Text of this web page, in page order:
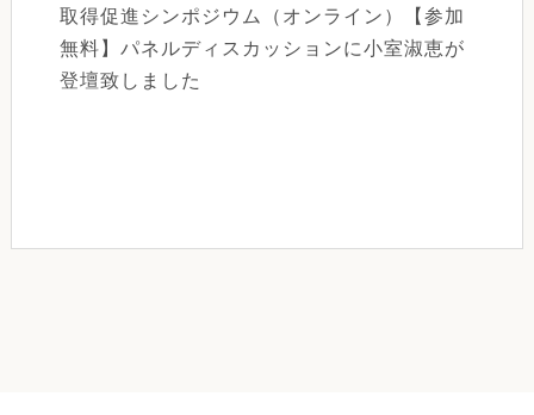
取得促進シンポジウム（オンライン）【参加
無料】パネルディスカッションに小室淑恵が
登壇致しました